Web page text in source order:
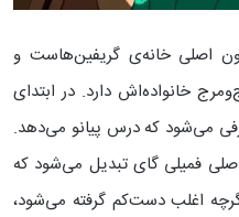
اصلی خانه‌ی گریفین‌هاست و
خانواده‌اش دارد. در ابتدای
می‌شود که درس پیانو می‌دهد.
فمیلی گای تبدیل می‌شود که
اغلب دست‌کم گرفته می‌شود،